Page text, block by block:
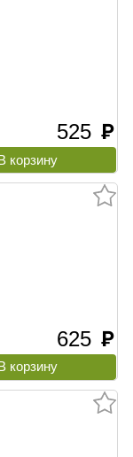
525 руб
625 руб